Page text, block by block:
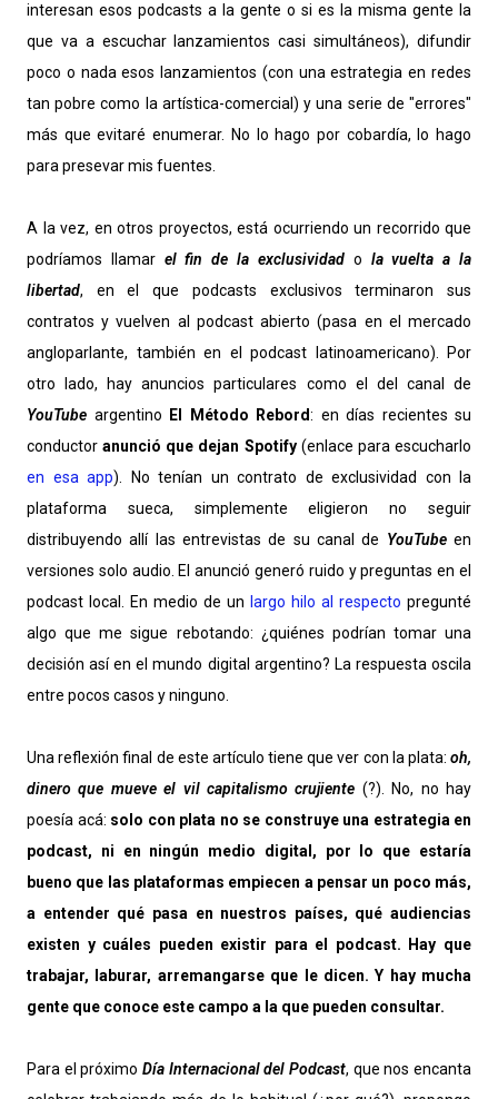
interesan esos podcasts a la gente o si es la misma gente la
que va a escuchar lanzamientos casi simultáneos), difundir
poco o nada esos lanzamientos (con una estrategia en redes
tan pobre como la artística-comercial) y una serie de "errores"
más que evitaré enumerar. No lo hago por cobardía, lo hago
para presevar mis fuentes.
A la vez, en otros proyectos, está ocurriendo un recorrido que
podríamos llamar el fin de la exclusividad o la vuelta a la
libertad, en el que podcasts exclusivos terminaron sus
contratos y vuelven al podcast abierto (pasa en el mercado
angloparlante, también en el podcast latinoamericano). Por
otro lado, hay anuncios particulares como el del canal de
YouTube argentino El Método Rebord: en días recientes su
conductoranunció que dejan Spotify(enlace para escucharlo
en esa app). No tenían un contrato de exclusividad con la
plataforma sueca, simplemente eligieron no seguir
distribuyendo allí las entrevistas de su canal de YouTubeen
versiones solo audio. El anunció generó ruido y preguntas en el
podcast local. En medio de un largo hilo al respecto pregunté
algo que me sigue rebotando: ¿quiénes podrían tomar una
decisión así en el mundo digital argentino? La respuesta oscila
entre pocos casos y ninguno.
Una reflexión final de este artículo tiene que ver con la plata: oh,
dinero que mueve el vil capitalismo crujiente (?). No, no hay
poesía acá: solo con plata no se construye una estrategia en
podcast, ni en ningún medio digital, por lo que estaría
bueno que las plataformas empiecen a pensar un poco más,
a entender qué pasa en nuestros países, qué audiencias
existen y cuáles pueden existir para el podcast. Hay que
trabajar, laburar, arremangarse que le dicen. Y hay mucha
gente que conoce este campo a la que pueden consultar.
Para el próximo Día Internacional del Podcast, que nos encanta